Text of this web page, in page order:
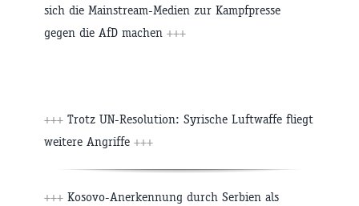
sich die Mainstream-Medien zur Kampfpresse
gegen die AfD machen +++
+++ Trotz UN-Resolution: Syrische Luftwaffe fliegt
weitere Angriffe +++
+++ Kosovo-Anerkennung durch Serbien als